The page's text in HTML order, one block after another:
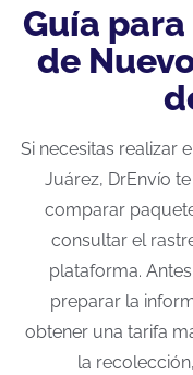
Guía
de
Si necesitas realizar
Juárez, DrEnvío
comparar
consultar el
plataforma.
preparar la
obtener una tarifa
la